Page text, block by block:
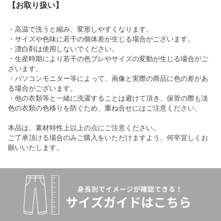
【お取り扱い】
・高温で洗うと縮み、変形しやすくなります。
・サイズや色味に若干の個体差が生じる場合がございます。
・漂白剤は使用しないでください。
・生産時期により若干の色ブレやサイズの変動が生じる場合がご
ざいます。
・パソコンモニター等によって、画像と実際の商品に色の差があ
る場合がございます。
・他の衣類等と一緒に洗濯することは避けて頂き、保管の際も淡
色の衣類の色移りを防ぐため、重ね合せにはご注意ください。
本品は、素材特性上以上の点にご注意ください。
ご了承頂ける場合のみご購入をいただけますよう、何卒宜しくお
願いいたします。